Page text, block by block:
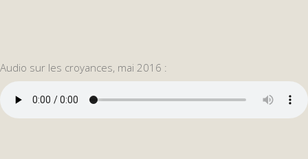
Audio sur les croyances, mai 2016 :